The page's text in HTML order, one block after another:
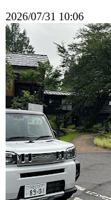
2026/07/31 10:06